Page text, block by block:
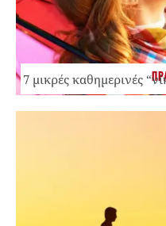
7 μικρές καθημερινές